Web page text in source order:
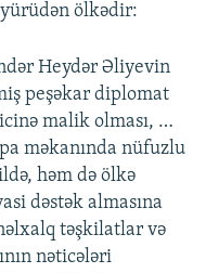
ölkədir:
Heydər Əliyevin
peşəkar diplomat
malik olması, …
məkanında nüfuzlu
həm də ölkə
dəstək almasına
təşkilatlar və
nəticələri